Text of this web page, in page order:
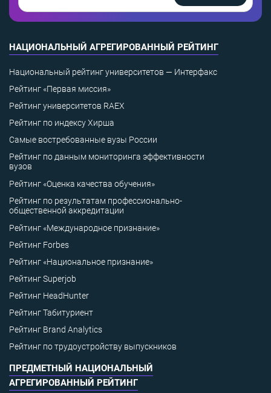
НАЦИОНАЛЬНЫЙ АГРЕГИРОВАННЫЙ РЕЙТИНГ
Национальный рейтинг университетов — Интерфакс
Рейтинг «Первая миссия»
Рейтинг университетов RAEX
Рейтинг по индексу Хирша
Самые востребованные вузы России
Рейтинг по данным мониторинга эффективности
вузов
Рейтинг «Оценка качества обучения»
Рейтинг по результатам профессионально-
общественной аккредитации
Рейтинг «Международное признание»
Рейтинг Forbes
Рейтинг «Национальное признание»
Рейтинг Superjob
Рейтинг HeadHunter
Рейтинг Табитуриент
Рейтинг Brand Analytics
Рейтинг по трудоустройству выпускников
ПРЕДМЕТНЫЙ НАЦИОНАЛЬНЫЙ
АГРЕГИРОВАННЫЙ РЕЙТИНГ